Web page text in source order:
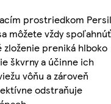
prostriedkom
môžete vždy spoľahnúť
zloženie preniká hlboko
škvrny a účinne ich
vôňu a zároveň
odstraňuje